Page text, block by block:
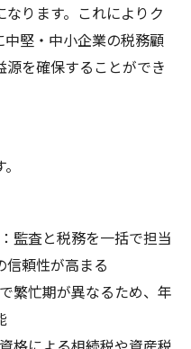
ります。これによりク
堅・中小企業の税務顧
を確保することができ
監査と税務を一括で担当
信頼性が高まる
繁忙期が異なるため、年